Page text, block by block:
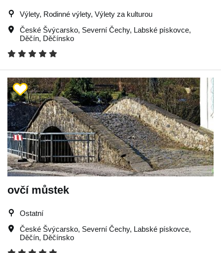
Výlety, Rodinné výlety, Výlety za kulturou
České Švýcarsko, Severní Čechy, Labské pískovce,
Děčín, Děčínsko
ovčí můstek
Ostatní
České Švýcarsko, Severní Čechy, Labské pískovce,
Děčín, Děčínsko